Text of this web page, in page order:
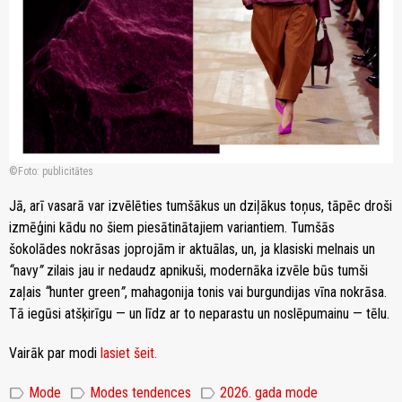
Foto: publicitātes
Jā, arī vasarā var izvēlēties tumšākus un dziļākus toņus, tāpēc droši
izmēģini kādu no šiem piesātinātajiem variantiem. Tumšās
šokolādes nokrāsas joprojām ir aktuālas, un, ja klasiski melnais un
“navy”zilais jau ir nedaudz apnikuši, modernāka izvēle būs tumši
zaļais “hunter green”, mahagonija tonis vai burgundijas vīna nokrāsa.
Tā iegūsi atšķirīgu — un līdz ar to neparastu un noslēpumainu — tēlu.
Vairāk par modi lasiet šeit.
label Mode label Modes tendences label 2026. gada mode